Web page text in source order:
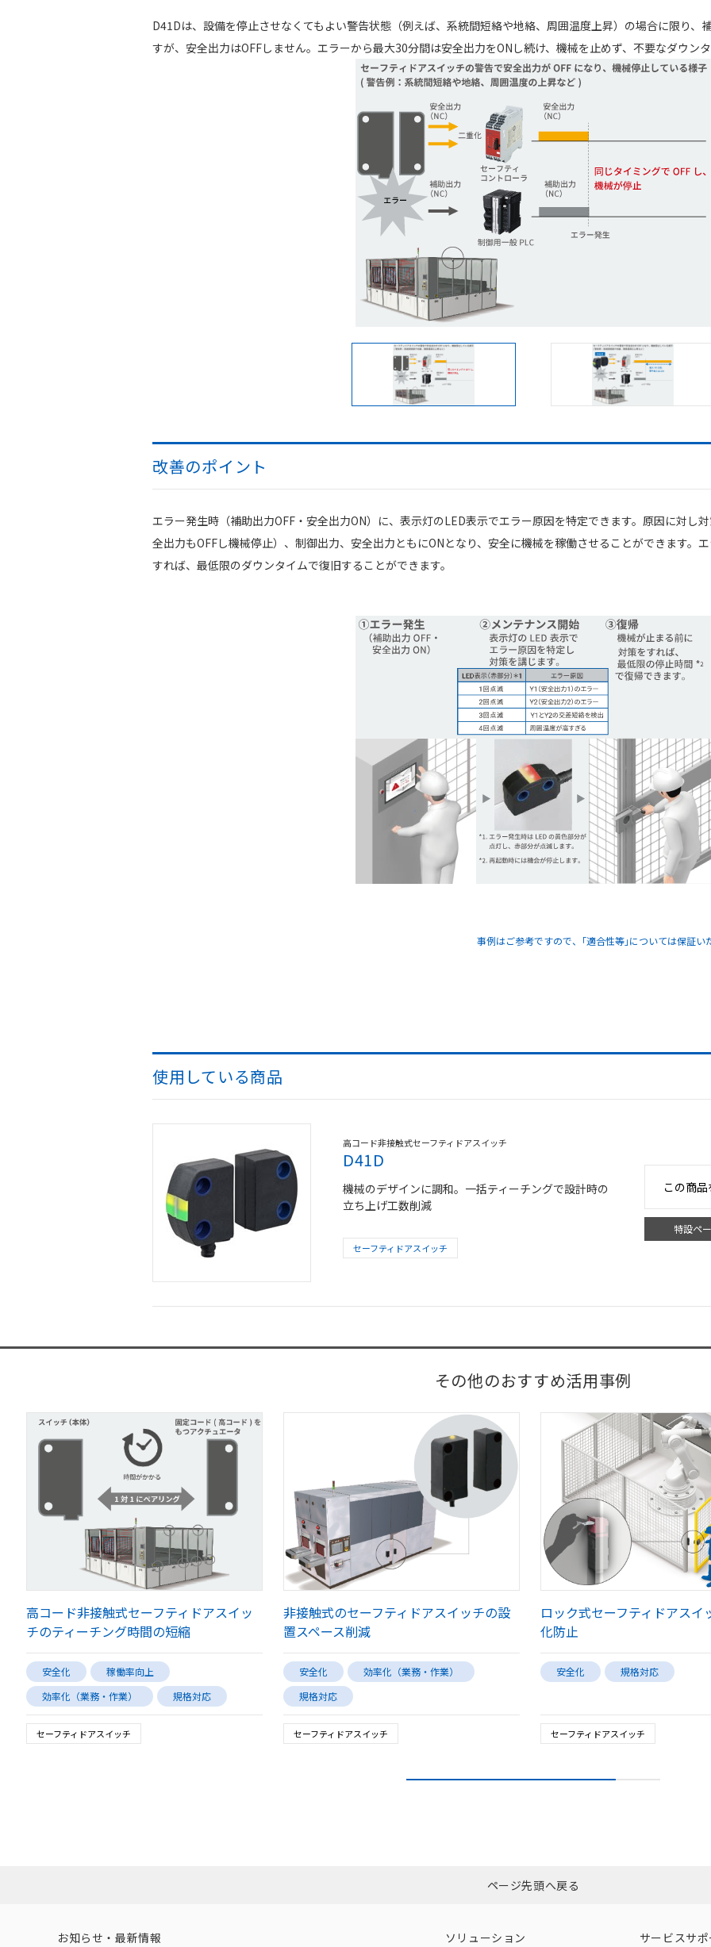
D41Dは、設備を停止させなくてもよい警告状態（例えば、系統間短絡や地絡、周囲温度上昇）の場合に限り、
すが、安全出力はOFFしません。エラーから最大30分間は安全出力をONし続け、機械を止めず、不要なダウンタ
改善のポイント
エラー発生時（補助出力OFF・安全出力ON）に、表示灯のLED表示でエラー原因を特定できます。原因に対し
全出力もOFFし機械停止）、制御出力、安全出力ともにONとなり、安全に機械を稼働させることができます。
すれば、最低限のダウンタイムで復旧することができます。
事例はご参考ですので、｢適合性等｣については保証い
使用している商品
高コード非接触式セーフティドアスイッチ
D41D
機械のデザインに調和。一括ティーチングで設計時の
立ち上げ工数削減
セーフティドアスイッチ
この商
特設ペ
その他のおすすめ活用事例
高コード非接触式セーフティドアスイッ
チのティーチング時間の短縮
安全化
稼働率向上
効率化（業務・作業）
規格対応
セーフティドアスイッチ
非接触式のセーフティドアスイッチの設
置スペース削減
安全化
効率化（業務・作業）
規格対応
セーフティドアスイッチ
ロック式セーフティドアスイ
化防止
安全化 規格対応
セーフティドアスイッチ
ページ先頭へ戻る
お知らせ・最新情報 ソリューション サービスサポ